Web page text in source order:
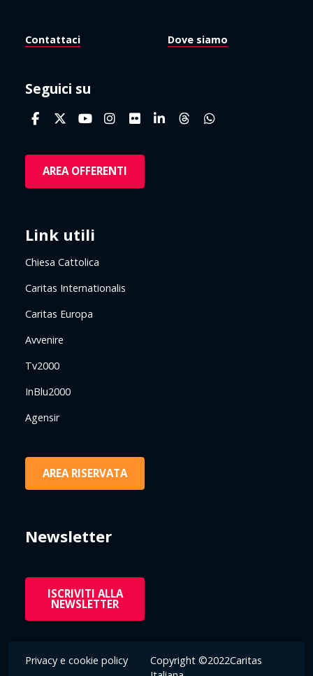
Contattaci Dove siamo
Seguici su
AREA OFFERENTI
Link utili
Chiesa Cattolica
Caritas Internationalis
Caritas Europa
Avvenire
Tv2000
InBlu2000
Agensir
AREA RISERVATA
Newsletter
ISCRIVITI ALLA
NEWSLETTER
Privacy e cookie policy
Copyright ©2022Caritas